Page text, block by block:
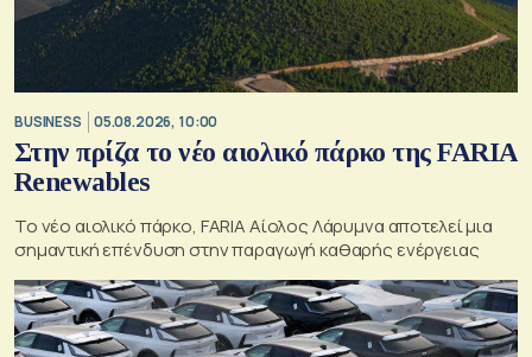
BUSINESS 05.08.2026, 10:00
Στην πρίζα το νέο αιολικό πάρκο της FARIA
Renewables
Το νέο αιολικό πάρκο, FARIA Αίολος Λάρυμνα αποτελεί μια
σημαντική επένδυση στην παραγωγή καθαρής ενέργειας